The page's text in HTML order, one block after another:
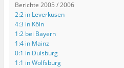
Berichte 2005 / 2006
2:2 in Leverkusen
4:3 in Köln
1:2 bei Bayern
1:4 in Mainz
0:1 in Duisburg
1:1 in Wolfsburg